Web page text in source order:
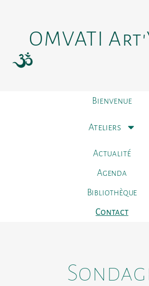
OMVATI
Bienvenue
Ateliers
Actualité
Agenda
Bibliothèque
Contact